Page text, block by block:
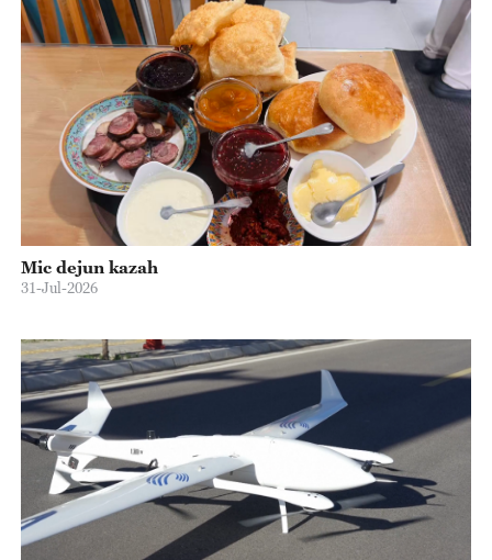
Mic dejun kazah
31-Jul-2026